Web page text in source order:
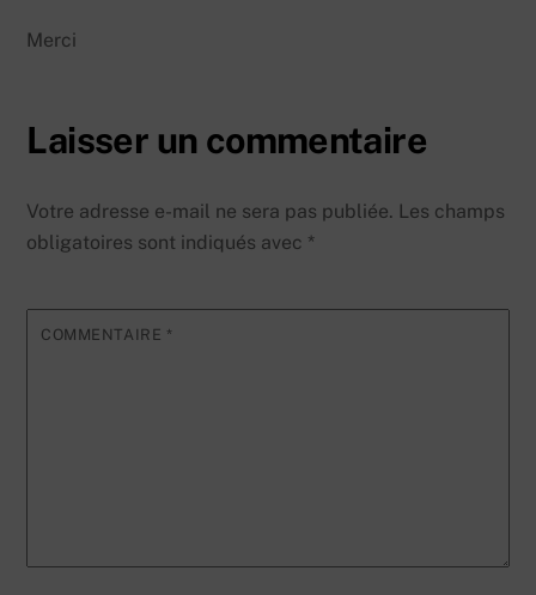
Merci
Laisser un commentaire
Votre adresse e-mail ne sera pas publiée. Les champs
obligatoires sont indiqués avec *
COMMENTAIRE *